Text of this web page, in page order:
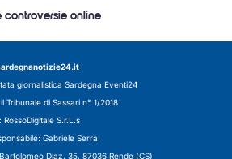
controversie online
giornalistica Sardegna Eventi24
Tribunale di Sassari n° 1/2018
RossoDigitale S.r.L.s
Gabriele Serra
Diaz, 35, 87036 Rende (CS)